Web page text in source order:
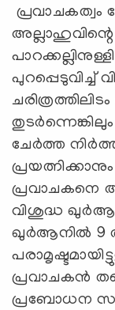
ചേർത്ത
വിശുദ്ധ
ഖുർആനിൽ 9
പ്രവാചകൻ
പ്രബോധന